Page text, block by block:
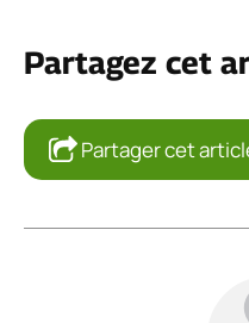
Partagez cet
Partager cet